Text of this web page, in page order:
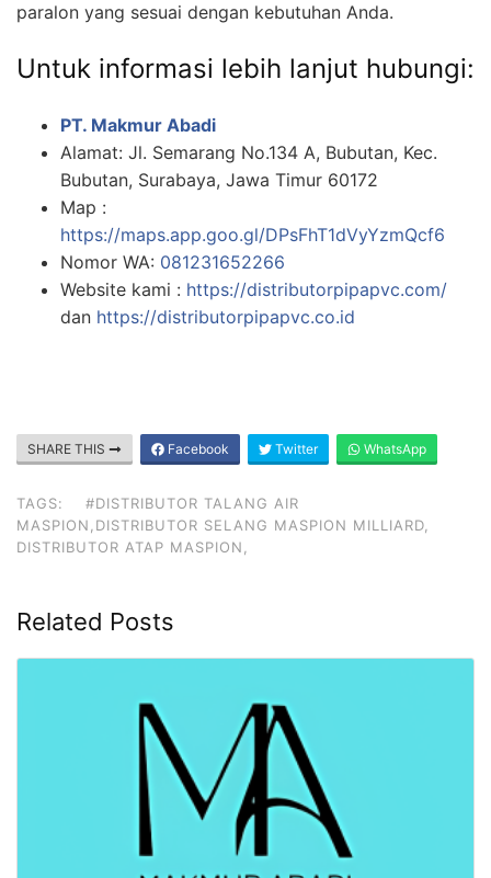
paralon yang sesuai dengan kebutuhan Anda.
Untuk informasi lebih lanjut hubungi:
PT. Makmur Abadi
Alamat: Jl. Semarang No.134 A, Bubutan, Kec.
Bubutan, Surabaya, Jawa Timur 60172
Map :
https://maps.app.goo.gl/DPsFhT1dVyYzmQcf6
Nomor WA: 081231652266
Website kami : https://distributorpipapvc.com/
dan https://distributorpipapvc.co.id
SHARE THIS Facebook Twitter WhatsApp
TAGS:
#DISTRIBUTOR TALANG AIR
MASPION,DISTRIBUTOR SELANG MASPION MILLIARD,
DISTRIBUTOR ATAP MASPION,
Related Posts